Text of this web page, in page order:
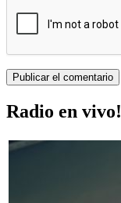
Radio en vivo!